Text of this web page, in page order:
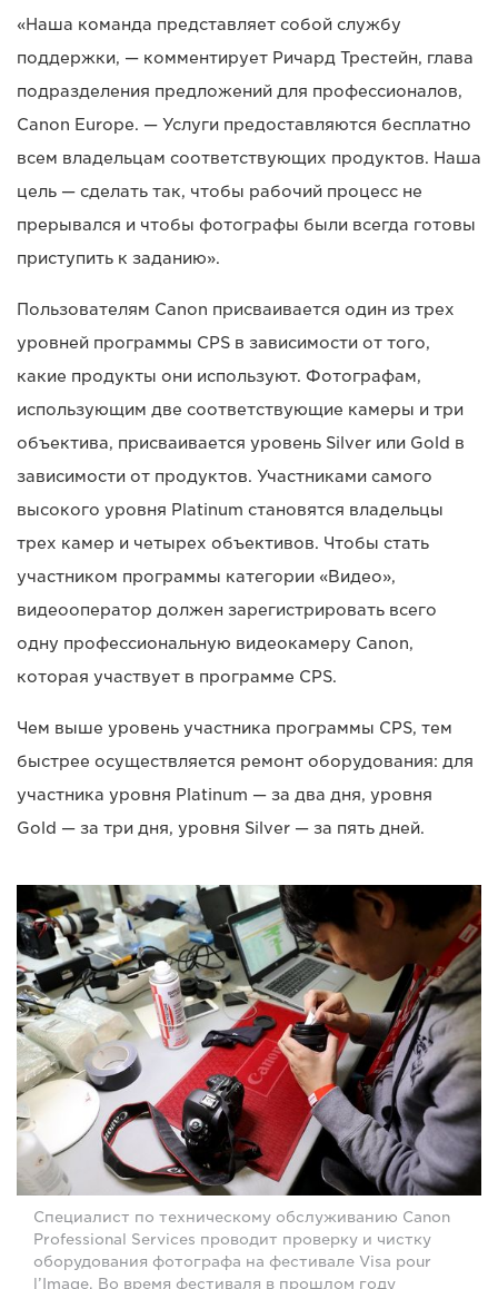
«Наша команда представляет собой службу
поддержки, — комментирует Ричард Трестейн, глава
подразделения предложений для профессионалов,
Canon Europe. — Услуги предоставляются бесплатно
всем владельцам соответствующих продуктов. Наша
цель — сделать так, чтобы рабочий процесс не
прерывался и чтобы фотографы были всегда готовы
приступить к заданию».
Пользователям Canon присваивается один из трех
уровней программы CPS в зависимости от того,
какие продукты они используют. Фотографам,
использующим две соответствующие камеры и три
объектива, присваивается уровень Silver или Gold в
зависимости от продуктов. Участниками самого
высокого уровня Platinum становятся владельцы
трех камер и четырех объективов. Чтобы стать
участником программы категории «Видео»,
видеооператор должен зарегистрировать всего
одну профессиональную видеокамеру Canon,
которая участвует в программе CPS.
Чем выше уровень участника программы CPS, тем
быстрее осуществляется ремонт оборудования: для
участника уровня Platinum — за два дня, уровня
Gold — за три дня, уровня Silver — за пять дней.
Специалист по техническому обслуживанию Canon
Professional Services проводит проверку и чистку
оборудования фотографа на фестивале Visa pour
l’Image. Во время фестиваля в прошлом году